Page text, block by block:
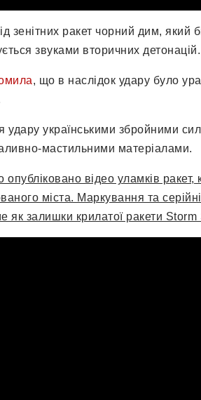
зенітних ракет чорний дим, який
звуками вторичних детонацій.
, що в наслідок удару було
удару українськими збройними
мастильними матеріалами.
відео уламків ракет,
міста. Маркування та
як залишки крилатої ракети